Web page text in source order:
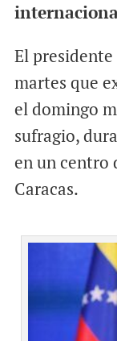
k
El
martes que
el domingo
sufragio,
en un centro
Caracas.